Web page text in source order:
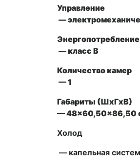
Управление
—
Энергопотребление
— класс В
Количество камер
— 1
Габариты (ШxГxВ)
— 48×60,50×86,50
Холод
— капельная